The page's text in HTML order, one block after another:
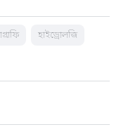
হাইড্রোলজি